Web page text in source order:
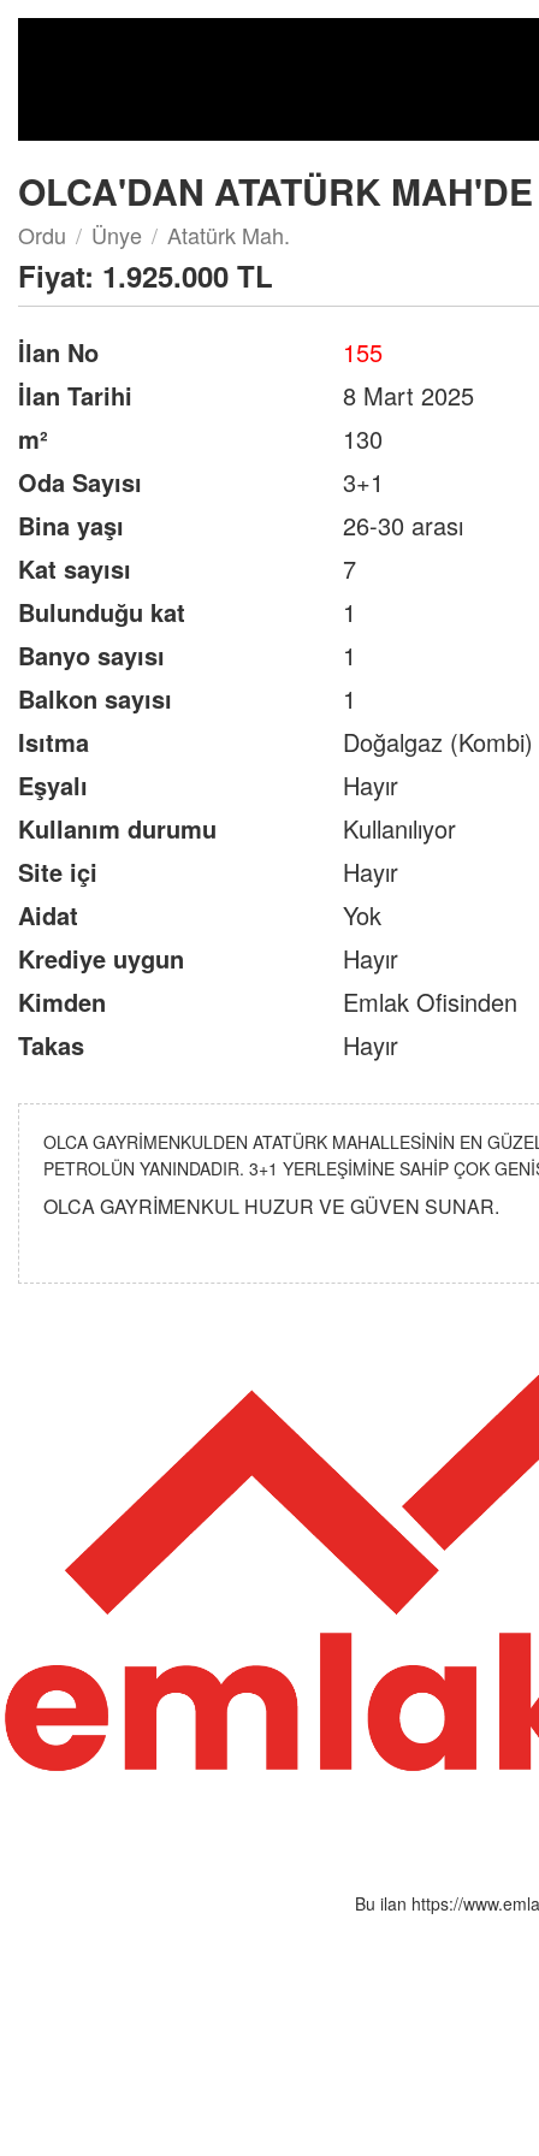
OLCA'DAN ATATÜRK
Ordu Ünye Atatürk Mah.
Fiyat: 1.925.000 TL
İlan No
155
İlan Tarihi
8 Mart 2025
m²
130
Oda Sayısı
3+1
Bina yaşı
26-30 arası
Kat sayısı
7
Bulunduğu kat
1
Banyo sayısı
1
Balkon sayısı
1
Isıtma
Doğalgaz (Kombi)
Eşyalı
Hayır
Kullanım durumu
Kullanılıyor
Site içi
Hayır
Aidat
Yok
Krediye uygun
Hayır
Kimden
Emlak Ofisinden
Takas
Hayır
OLCA GAYRİMENKULDEN ATATÜRK MAHALLESİNİN EN
PETROLÜN YANINDADIR. 3+1 YERLEŞİMİNE SAHİP ÇOK
OLCA GAYRİMENKUL HUZUR VE GÜVEN SUNAR.
Bu ilan https://